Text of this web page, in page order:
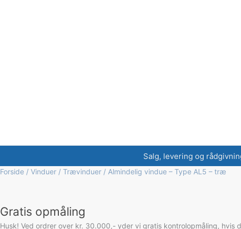
Salg, levering og
Forside / Vinduer / Trævinduer / Almindelig vindue – Type AL5 – træ
Gratis opmåling
Husk! Ved ordrer over kr. 30.000,- yder vi gratis kontrolopmåling, hvis